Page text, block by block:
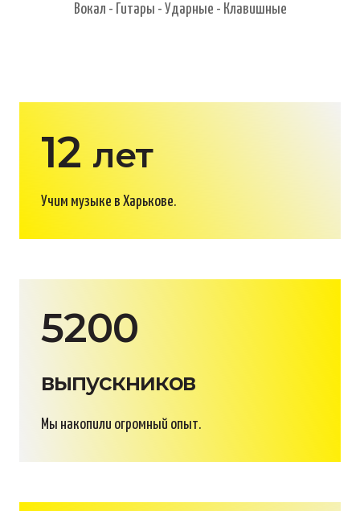
Вокал - Гитары - Ударные - Клавишные
12 лет
Учим музыке в Харькове.
5200
выпускников
Мы накопили огромный опыт.